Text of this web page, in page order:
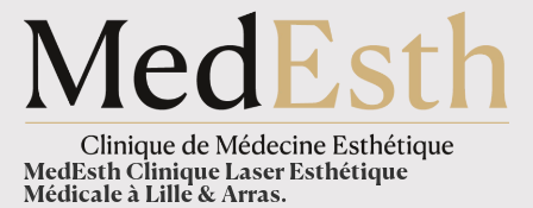
MedEsth Clinique Laser Esthétique
Médicale à Lille & Arras.